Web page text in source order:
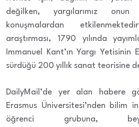
değilken, yargılarımız onun
konuşmalardan
araştırması, 1790 yılında
Immanuel Kant’ın Yargı Yetisinin
sürdüğü 200 yıllık sanat teorisine
DailyMail’de yer alan habere
Erasmus Üniversitesi’nden bilim
öğrenci grubuna,